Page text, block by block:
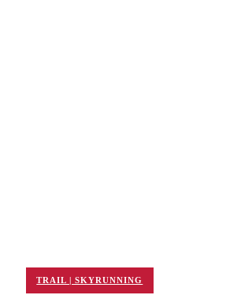
TRAIL | SKYRUNNING